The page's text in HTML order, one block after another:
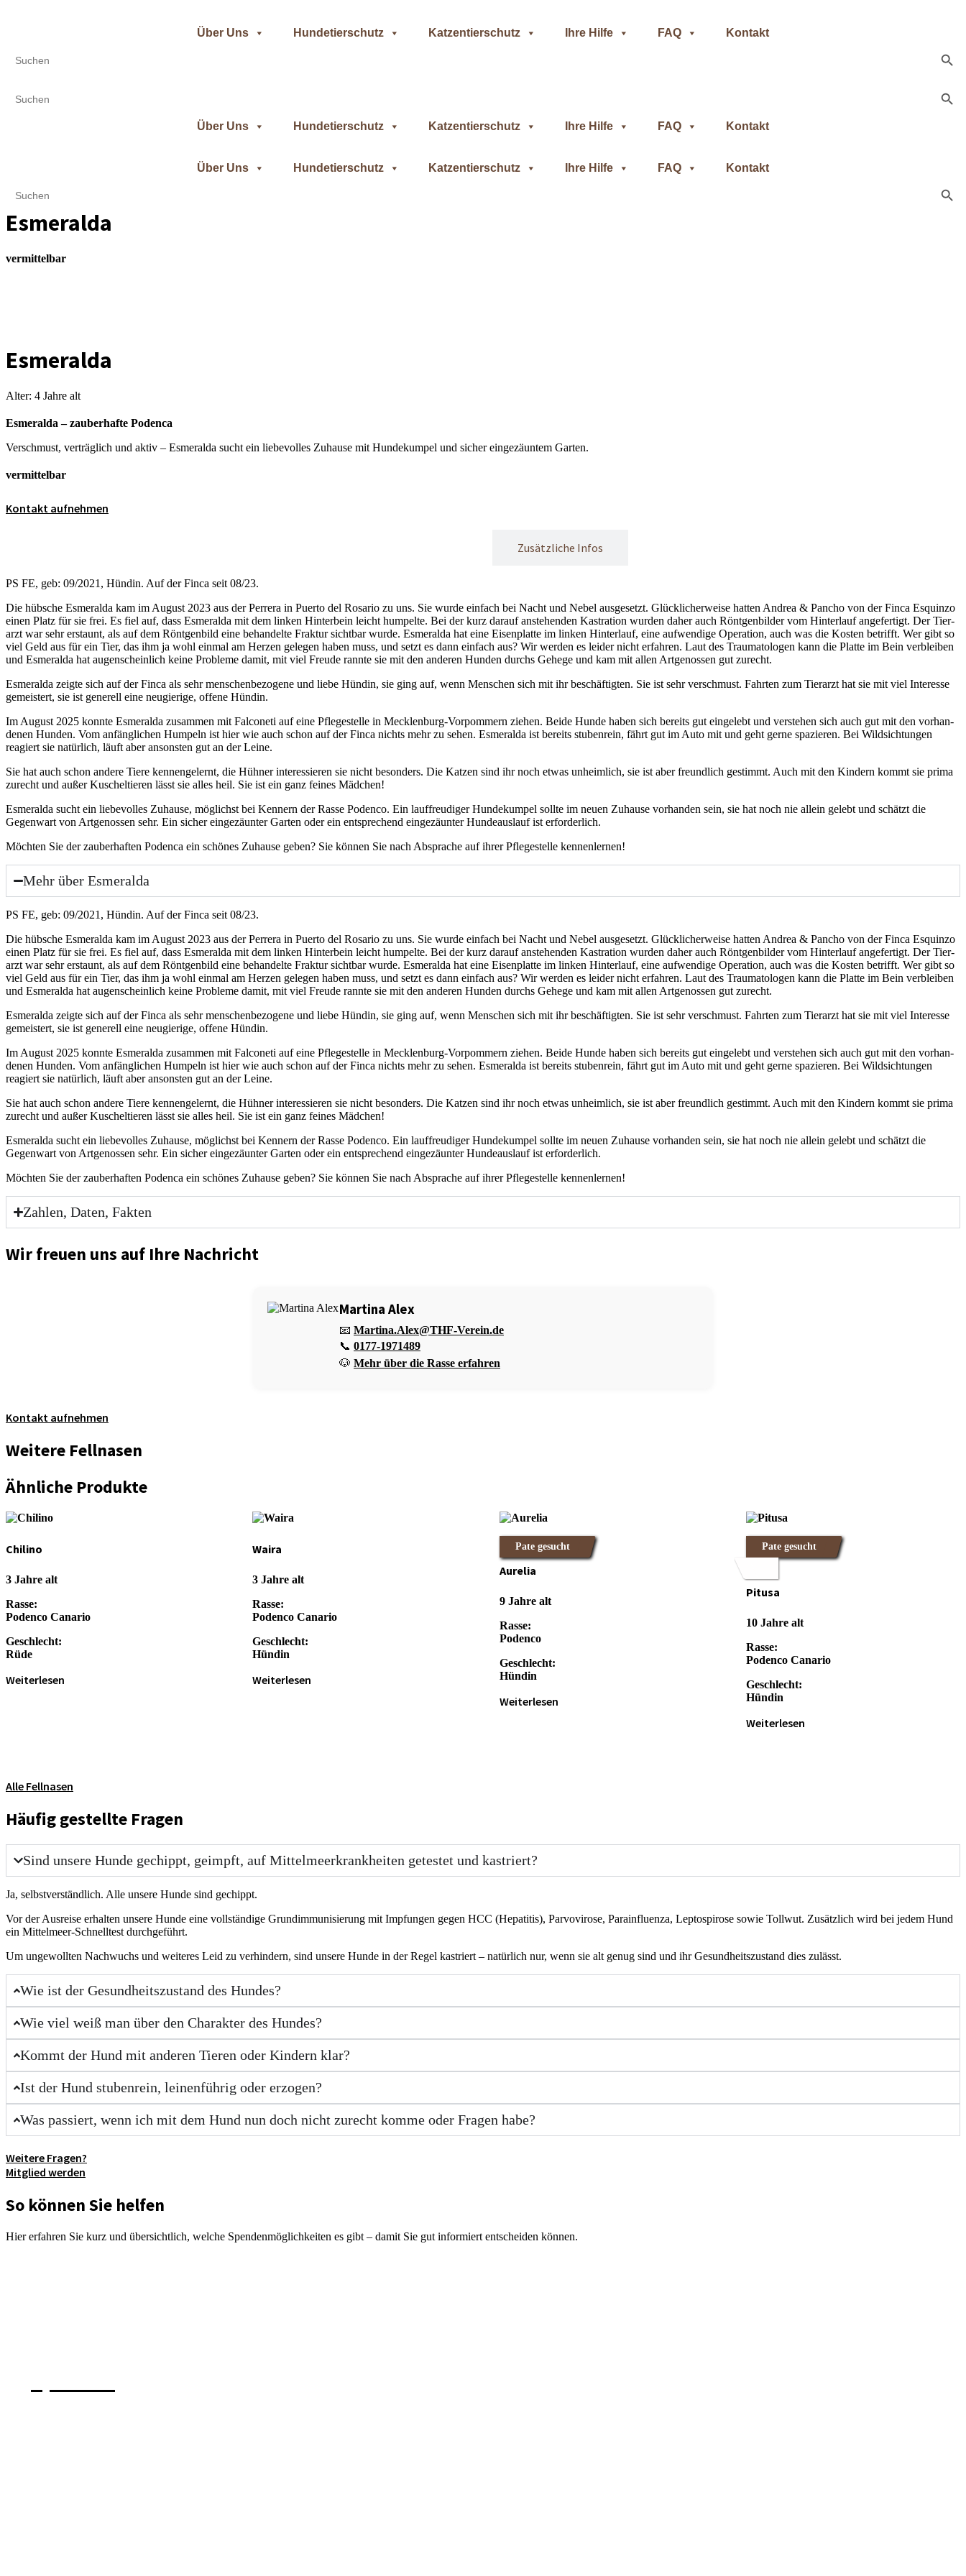
Über Uns Hundetierschutz Katzentierschutz Ihre Hilfe FAQ
Kontakt
for:
for:
Über Uns Hundetierschutz Katzentierschutz Ihre Hilfe FAQ Kontakt
Über Uns Hundetierschutz Katzentierschutz Ihre Hilfe FAQ
Kontakt
for:
Esmeralda
vermittelbar
Esmeralda
Alter: 4 Jahre alt
Esmeralda – zauberhafte Podenca
Verschmust, verträglich und aktiv – Esmeralda sucht ein liebevolles Zuhause mit Hundekumpel und sicher eingezäuntem Garten.
vermittelbar
Kontakt aufnehmen
Zusätzliche Infos
PS FE, geb: 09/2021, Hün­din. Auf der Fin­ca seit 08/23.
Die hüb­sche Esme­ral­da kam im August 2023 aus der Per­rera in Puer­to del Rosa­rio zu uns. Sie wur­de ein­fach bei Nacht und Nebel aus­ge­setzt. Glück­li­cher­wei­se hat­ten Andrea & Pancho von der Fin­ca Esquin­zo
einen Platz für sie frei. Es fiel auf, dass Esme­ral­da mit dem lin­ken Hin­ter­bein leicht hum­pel­te. Bei der kurz dar­auf anste­hen­den Kas­tra­ti­on wur­den daher auch Rönt­gen­bil­der vom Hin­ter­lauf ange­fer­tigt. Der Tier­
arzt war sehr erstaunt, als auf dem Rönt­gen­bild eine behan­del­te Frak­tur sicht­bar wur­de. Esme­ral­da hat eine Eisen­plat­te im lin­ken Hin­ter­lauf, eine auf­wen­di­ge Ope­ra­ti­on, auch was die Kos­ten betrifft. Wer gibt so
viel Geld aus für ein Tier, das ihm ja wohl ein­mal am Her­zen gele­gen haben muss, und setzt es dann ein­fach aus? Wir wer­den es lei­der nicht erfah­ren. Laut des Trau­ma­to­lo­gen kann die Plat­te im Bein ver­blei­ben
und Esme­ral­da hat augen­schein­lich kei­ne Pro­ble­me damit, mit viel Freu­de rann­te sie mit den ande­ren Hun­den durchs Gehe­ge und kam mit allen Art­ge­nos­sen gut zurecht.
Esme­ral­da zeig­te sich auf der Fin­ca als sehr men­schen­be­zo­ge­ne und lie­be Hün­din, sie ging auf, wenn Men­schen sich mit ihr beschäf­tig­ten. Sie ist sehr ver­schmust. Fahr­ten zum Tier­arzt hat sie mit viel Inter­es­se
gemeis­tert, sie ist gene­rell eine neu­gie­ri­ge, offe­ne Hün­din.
Im August 2025 konn­te Esme­ral­da zusam­men mit Fal­co­ne­ti auf eine Pfle­ge­stel­le in Meck­len­burg-Vor­pom­mern zie­hen. Bei­de Hun­de haben sich bereits gut ein­ge­lebt und ver­ste­hen sich auch gut mit den vor­han­
de­nen Hun­den. Vom anfäng­li­chen Hum­peln ist hier wie auch schon auf der Fin­ca nichts mehr zu sehen. Esme­ral­da ist bereits stu­ben­rein, fährt gut im Auto mit und geht ger­ne spa­zie­ren. Bei Wild­sich­tun­gen
reagiert sie natür­lich, läuft aber ansons­ten gut an der Lei­ne.
Sie hat auch schon ande­re Tie­re ken­nen­ge­lernt, die Hüh­ner inter­es­sie­ren sie nicht beson­ders. Die Kat­zen sind ihr noch etwas unheim­lich, sie ist aber freund­lich gestimmt. Auch mit den Kin­dern kommt sie pri­ma
zurecht und außer Kuschel­tie­ren lässt sie alles heil. Sie ist ein ganz fei­nes Mäd­chen!
Esme­ral­da sucht ein lie­be­vol­les Zuhau­se, mög­lichst bei Ken­nern der Ras­se Poden­co. Ein lauf­freu­di­ger Hun­de­kum­pel soll­te im neu­en Zuhau­se vor­han­den sein, sie hat noch nie allein gelebt und schätzt die
Gegen­wart von Art­ge­nos­sen sehr. Ein sicher ein­ge­zäun­ter Gar­ten oder ein ent­spre­chend ein­ge­zäun­ter Hun­de­aus­lauf ist erfor­der­lich.
Möch­ten Sie der zau­ber­haf­ten Poden­ca ein schö­nes Zuhau­se geben? Sie kön­nen Sie nach Abspra­che auf ihrer Pfle­ge­stel­le ken­nen­ler­nen!
Mehr über Esmeralda
PS FE, geb: 09/2021, Hün­din. Auf der Fin­ca seit 08/23.
Die hüb­sche Esme­ral­da kam im August 2023 aus der Per­rera in Puer­to del Rosa­rio zu uns. Sie wur­de ein­fach bei Nacht und Nebel aus­ge­setzt. Glück­li­cher­wei­se hat­ten Andrea & Pancho von der Fin­ca Esquin­zo
einen Platz für sie frei. Es fiel auf, dass Esme­ral­da mit dem lin­ken Hin­ter­bein leicht hum­pel­te. Bei der kurz dar­auf anste­hen­den Kas­tra­ti­on wur­den daher auch Rönt­gen­bil­der vom Hin­ter­lauf ange­fer­tigt. Der Tier­
arzt war sehr erstaunt, als auf dem Rönt­gen­bild eine behan­del­te Frak­tur sicht­bar wur­de. Esme­ral­da hat eine Eisen­plat­te im lin­ken Hin­ter­lauf, eine auf­wen­di­ge Ope­ra­ti­on, auch was die Kos­ten betrifft. Wer gibt so
viel Geld aus für ein Tier, das ihm ja wohl ein­mal am Her­zen gele­gen haben muss, und setzt es dann ein­fach aus? Wir wer­den es lei­der nicht erfah­ren. Laut des Trau­ma­to­lo­gen kann die Plat­te im Bein ver­blei­ben
und Esme­ral­da hat augen­schein­lich kei­ne Pro­ble­me damit, mit viel Freu­de rann­te sie mit den ande­ren Hun­den durchs Gehe­ge und kam mit allen Art­ge­nos­sen gut zurecht.
Esme­ral­da zeig­te sich auf der Fin­ca als sehr men­schen­be­zo­ge­ne und lie­be Hün­din, sie ging auf, wenn Men­schen sich mit ihr beschäf­tig­ten. Sie ist sehr ver­schmust. Fahr­ten zum Tier­arzt hat sie mit viel Inter­es­se
gemeis­tert, sie ist gene­rell eine neu­gie­ri­ge, offe­ne Hün­din.
Im August 2025 konn­te Esme­ral­da zusam­men mit Fal­co­ne­ti auf eine Pfle­ge­stel­le in Meck­len­burg-Vor­pom­mern zie­hen. Bei­de Hun­de haben sich bereits gut ein­ge­lebt und ver­ste­hen sich auch gut mit den vor­han­
de­nen Hun­den. Vom anfäng­li­chen Hum­peln ist hier wie auch schon auf der Fin­ca nichts mehr zu sehen. Esme­ral­da ist bereits stu­ben­rein, fährt gut im Auto mit und geht ger­ne spa­zie­ren. Bei Wild­sich­tun­gen
reagiert sie natür­lich, läuft aber ansons­ten gut an der Lei­ne.
Sie hat auch schon ande­re Tie­re ken­nen­ge­lernt, die Hüh­ner inter­es­sie­ren sie nicht beson­ders. Die Kat­zen sind ihr noch etwas unheim­lich, sie ist aber freund­lich gestimmt. Auch mit den Kin­dern kommt sie pri­ma
zurecht und außer Kuschel­tie­ren lässt sie alles heil. Sie ist ein ganz fei­nes Mäd­chen!
Esme­ral­da sucht ein lie­be­vol­les Zuhau­se, mög­lichst bei Ken­nern der Ras­se Poden­co. Ein lauf­freu­di­ger Hun­de­kum­pel soll­te im neu­en Zuhau­se vor­han­den sein, sie hat noch nie allein gelebt und schätzt die
Gegen­wart von Art­ge­nos­sen sehr. Ein sicher ein­ge­zäun­ter Gar­ten oder ein ent­spre­chend ein­ge­zäun­ter Hun­de­aus­lauf ist erfor­der­lich.
Möch­ten Sie der zau­ber­haf­ten Poden­ca ein schö­nes Zuhau­se geben? Sie kön­nen Sie nach Abspra­che auf ihrer Pfle­ge­stel­le ken­nen­ler­nen!
Zahlen, Daten, Fakten
Wir freuen uns auf Ihre Nachricht
Martina Alex
📧 Martina.Alex@THF-Verein.de
📞 0177-1971489
🐶 Mehr über die Rasse erfahren
Kontakt aufnehmen
Weitere Fellnasen
Ähnliche Produkte
Chilino
3 Jahre alt
Rasse:
Podenco Canario
Geschlecht:
Rüde
Weiterlesen
Waira
3 Jahre alt
Rasse:
Podenco Canario
Geschlecht:
Hündin
Weiterlesen
Pate gesucht
Aurelia
9 Jahre alt
Rasse:
Podenco
Geschlecht:
Hündin
Weiterlesen
Pate gesucht
Pitusa
10 Jahre alt
Rasse:
Podenco Canario
Geschlecht:
Hündin
Weiterlesen
Alle Fellnasen
Häufig gestellte Fragen
Sind unsere Hunde gechippt, geimpft, auf Mittelmeerkrankheiten getestet und kastriert?
Ja, selbstverständlich. Alle unsere Hunde sind gechippt.
Vor der Ausreise erhalten unsere Hunde eine vollständige Grundimmunisierung mit Impfungen gegen HCC (Hepatitis), Parvovirose, Parainfluenza, Leptospirose sowie Tollwut. Zusätzlich wird bei jedem Hund
ein Mittelmeer-Schnelltest durchgeführt.
Um ungewollten Nachwuchs und weiteres Leid zu verhindern, sind unsere Hunde in der Regel kastriert – natürlich nur, wenn sie alt genug sind und ihr Gesundheitszustand dies zulässt.
Wie ist der Gesundheitszustand des Hundes?
Wie viel weiß man über den Charakter des Hundes?
Kommt der Hund mit anderen Tieren oder Kindern klar?
Ist der Hund stubenrein, leinenführig oder erzogen?
Was passiert, wenn ich mit dem Hund nun doch nicht zurecht komme oder Fragen habe?
Weitere Fragen?
Mitglied werden
So können Sie helfen
Hier erfahren Sie kurz und übersichtlich, welche Spendenmöglichkeiten es gibt – damit Sie gut informiert entscheiden können.